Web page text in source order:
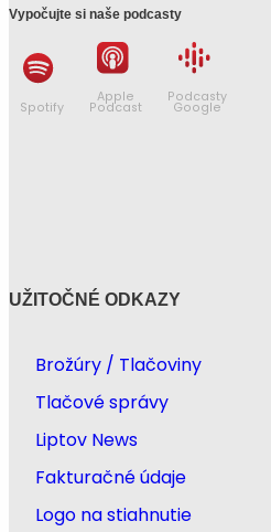
Vypočujte si naše podcasty
Spotify
Apple
Podcast
Podcasty
Google
UŽITOČNÉ ODKAZY
Brožúry / Tlačoviny
Tlačové správy
Liptov News
Fakturačné údaje
Logo na stiahnutie